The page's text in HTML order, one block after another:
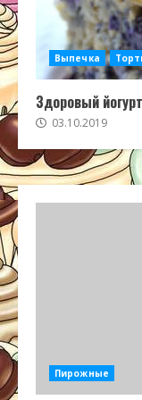
Выпечка
Здоровый
03.10.2019
Пирожные